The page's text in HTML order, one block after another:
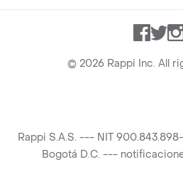
© 2026 Rappi Inc. All
Rappi S.A.S. --- NIT
Bogotá D.C. ---